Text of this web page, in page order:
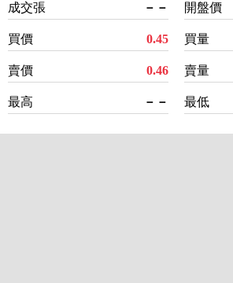
成交張 －－
買價 0.45
賣價 0.46
最高 －－
開盤價
買量
賣量
最低